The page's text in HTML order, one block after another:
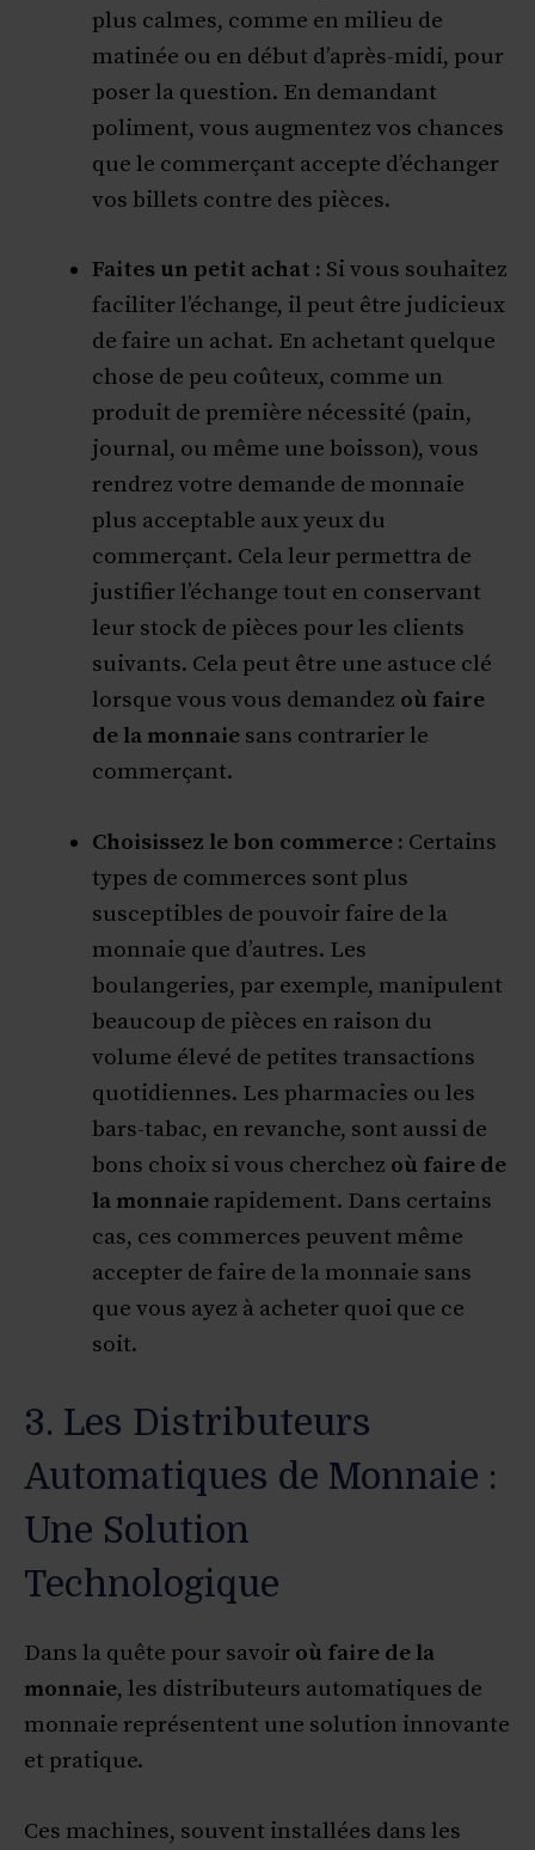
plus calmes, comme en milieu de
matinée ou en début d’après-midi, pour
poser la question. En demandant
poliment, vous augmentez vos chances
que le commerçant accepte d’échanger
vos billets contre des pièces.
Faites un petit achat : Si vous souhaitez
faciliter l’échange, il peut être judicieux
de faire un achat. En achetant quelque
chose de peu coûteux, comme un
produit de première nécessité (pain,
journal, ou même une boisson), vous
rendrez votre demande de monnaie
plus acceptable aux yeux du
commerçant. Cela leur permettra de
justifier l’échange tout en conservant
leur stock de pièces pour les clients
suivants. Cela peut être une astuce clé
lorsque vous vous demandez où faire
de la monnaie sans contrarier le
commerçant.
Choisissez le bon commerce : Certains
types de commerces sont plus
susceptibles de pouvoir faire de la
monnaie que d’autres. Les
boulangeries, par exemple, manipulent
beaucoup de pièces en raison du
volume élevé de petites transactions
quotidiennes. Les pharmacies ou les
bars-tabac, en revanche, sont aussi de
bons choix si vous cherchez où faire de
la monnaierapidement. Dans certains
cas, ces commerces peuvent même
accepter de faire de la monnaie sans
que vous ayez à acheter quoi que ce
soit.
3. Les Distributeurs
Automatiques de Monnaie :
Une Solution
Technologique
Dans la quête pour savoir où faire de la
monnaie, les distributeurs automatiques de
monnaie représentent une solution innovante
et pratique.
Ces machines, souvent installées dans les